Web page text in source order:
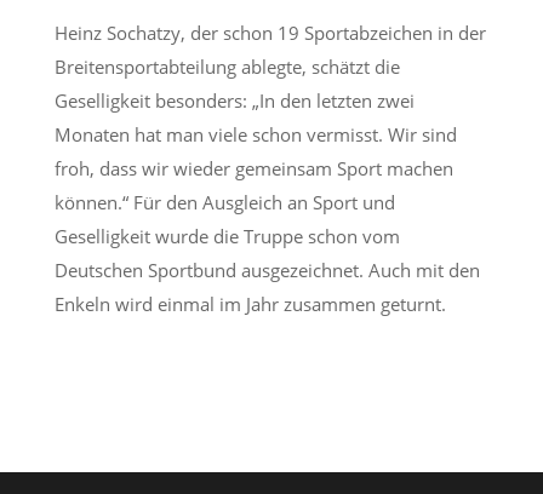
Heinz Sochatzy, der schon 19 Sportabzeichen in der
Breitensportabteilung ablegte, schätzt die
Geselligkeit besonders: „In den letzten zwei
Monaten hat man viele schon vermisst. Wir sind
froh, dass wir wieder gemeinsam Sport machen
können.“ Für den Ausgleich an Sport und
Geselligkeit wurde die Truppe schon vom
Deutschen Sportbund ausgezeichnet. Auch mit den
Enkeln wird einmal im Jahr zusammen geturnt.